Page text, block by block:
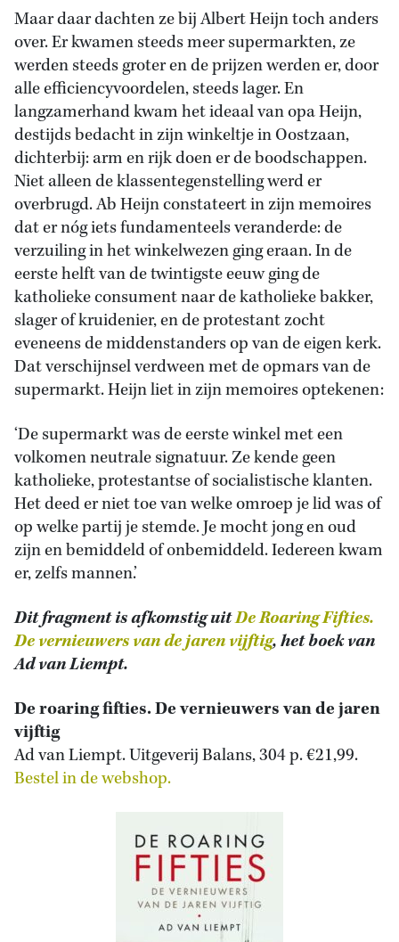
Maar daar dachten ze bij Albert Heijn toch anders
over. Er kwamen steeds meer supermarkten, ze
werden steeds groter en de prijzen werden er, door
alle efficiencyvoordelen, steeds lager. En
langzamerhand kwam het ideaal van opa Heijn,
destijds bedacht in zijn winkeltje in Oostzaan,
dichterbij: arm en rijk doen er de boodschappen.
Niet alleen de klassentegenstelling werd er
overbrugd. Ab Heijn constateert in zijn memoires
dat er nóg iets fundamenteels veranderde: de
verzuiling in het winkelwezen ging eraan. In de
eerste helft van de twintigste eeuw ging de
katholieke consument naar de katholieke bakker,
slager of kruidenier, en de protestant zocht
eveneens de middenstanders op van de eigen kerk.
Dat verschijnsel verdween met de opmars van de
supermarkt. Heijn liet in zijn memoires optekenen:
‘De supermarkt was de eerste winkel met een
volkomen neutrale signatuur. Ze kende geen
katholieke, protestantse of socialistische klanten.
Het deed er niet toe van welke omroep je lid was of
op welke partij je stemde. Je mocht jong en oud
zijn en bemiddeld of onbemiddeld. Iedereen kwam
er, zelfs mannen.’
Dit fragment is afkomstig uitDe Roaring Fifties.
De vernieuwers van de jaren vijftig, het boek van
Ad van Liempt.
De roaring fifties. De vernieuwers van de jaren
vijftig
Ad van Liempt. Uitgeverij Balans, 304 p. €21,99.
Bestel in de webshop.